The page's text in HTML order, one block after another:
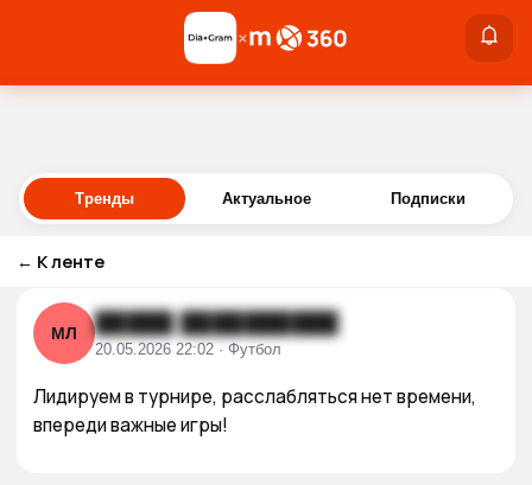
Войти
×
Тренды Актуальное Подписки
← К ленте
МЛ █████ ██████████
20.05.2026 22:02 · Футбол
Лидируем в турнире, расслабляться нет времени,
впереди важные игры!